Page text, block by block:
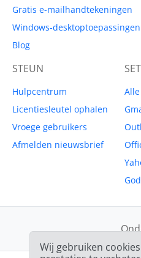
Gratis e-mailhandtekeningen
Windows-desktoptoepassingen
Blog
STEUN
Hulpcentrum
Licentiesleutel ophalen
Vroege gebruikers
Afmelden nieuwsbrief
Wij gebruiken